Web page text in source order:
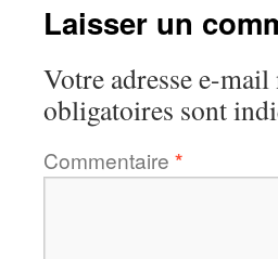
Laisser un
Votre adresse e-
obligatoires sont
Commentaire *